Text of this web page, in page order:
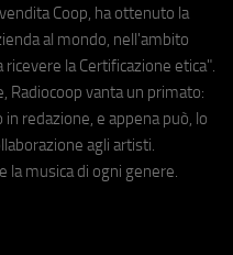
Coop, ha ottenuto la
al mondo, nell'ambito
la Certificazione etica".
Radiocoop vanta un primato:
redazione, e appena può, lo
agli artisti.
la musica di ogni genere.